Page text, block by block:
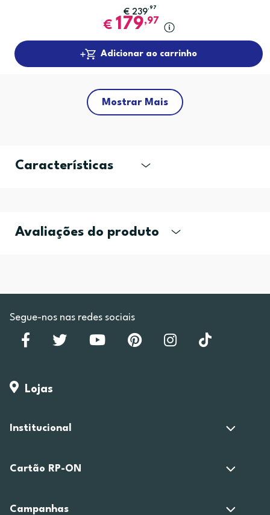
€ 239,97
€ 179,97
Adicionar ao carrinho
Mostrar Mais
Características
Avaliações do produto
Segue-nos nas redes sociais
Lojas
Institucional
Cartão RP-ON
Campanhas